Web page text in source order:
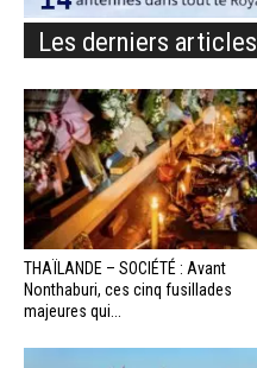
Les derniers articles
THAÏLANDE – SOCIÉTÉ : Avant
Nonthaburi, ces cinq fusillades
majeures qui...